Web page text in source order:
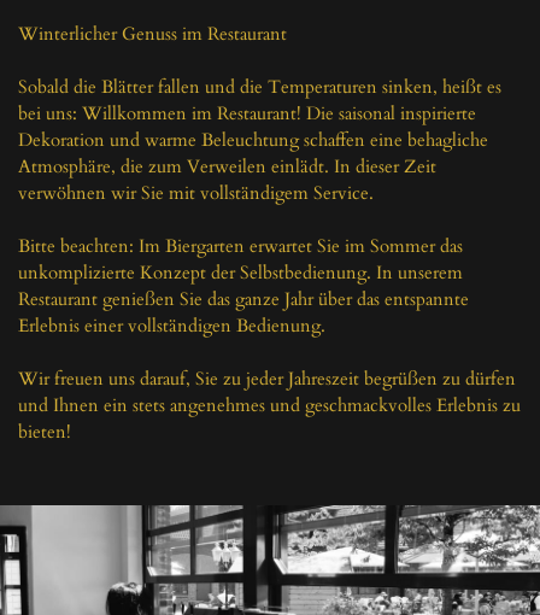
Winterlicher Genuss im Restaurant
Sobald die Blätter fallen und die Temperaturen sinken, heißt es
bei uns: Willkommen im Restaurant! Die saisonal inspirierte
Dekoration und warme Beleuchtung schaffen eine behagliche
Atmosphäre, die zum Verweilen einlädt. In dieser Zeit
verwöhnen wir Sie mit vollständigem Service.
Bitte beachten: Im Biergarten erwartet Sie im Sommer das
unkomplizierte Konzept der Selbstbedienung. In unserem
Restaurant genießen Sie das ganze Jahr über das entspannte
Erlebnis einer vollständigen Bedienung.
Wir freuen uns darauf, Sie zu jeder Jahreszeit begrüßen zu dürfen
und Ihnen ein stets angenehmes und geschmackvolles Erlebnis zu
bieten!